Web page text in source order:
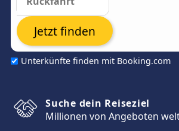
Unterkünfte finden mit Booking.com
Jetzt finden
Suche dein Reiseziel
Millionen von Angeboten